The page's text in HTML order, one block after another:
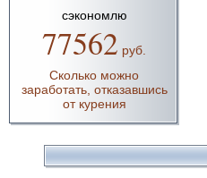
сэкономлю
77562 руб.
Сколько можно
заработать, отказавшись
от курения